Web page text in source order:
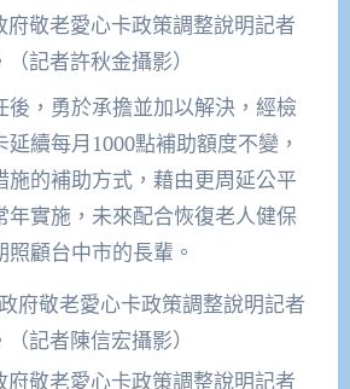
府敬老愛心卡政策調整說明記者
（記者許秋金攝影）
後，勇於承擔並加以解決，經檢
續每月1000點補助額度不變，
施的補助方式，藉由更周延公平
年實施，未來配合恢復老人健保
顧台中市的長輩。
府敬老愛心卡政策調整說明記者